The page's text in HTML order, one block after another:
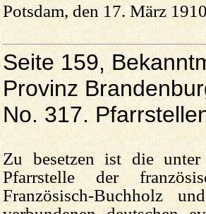
Potsdam, den 17. März
Seite 159,
Provinz
No. 317.
Zu besetzen ist die unter
Pfarrstelle der
Französisch-Buchholz